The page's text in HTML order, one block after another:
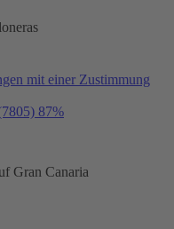
mit einer Zustimmung
87%
Gran Canaria